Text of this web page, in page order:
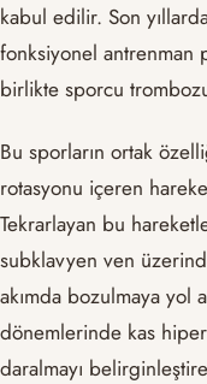
kabul edilir. Son
fonksiyonel antrenman
birlikte sporcu
Bu sporların ortak
rotasyonu içeren
Tekrarlayan bu
subklavyen ven
akımda bozulmaya yol
dönemlerinde kas
daralmayı